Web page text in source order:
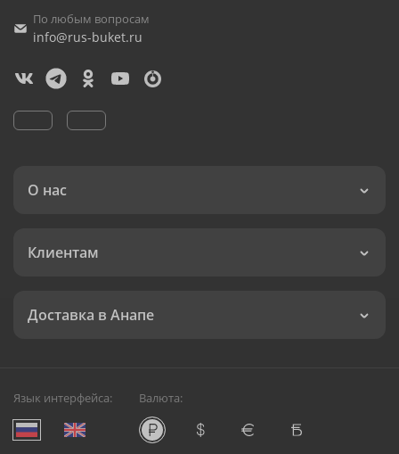
По любым вопросам
info@rus-buket.ru
О нас
Клиентам
Доставка в Анапе
Язык интерфейса: Валюта: